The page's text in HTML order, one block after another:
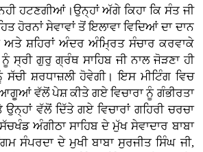
ਹਟਣਗੀਆਂ।ਉਨ੍ਹਾਂ ਅੱਗੇ ਕਿਹਾ ਕਿ ਸੰਤ ਜੀ
ਹੋਰਨਾਂ ਸੇਵਾਵਾਂ ਤੋਂ ਇਲਾਵਾ ਵਿਦਿਆਂ ਦਾ ਦਾਨ
ਸ਼ਹਿਰਾਂ ਅੰਦਰ ਅੰਮ੍ਰਿਤ ਸੰਚਾਰ ਕਰਵਾਕੇ
ਸ੍ਰੀ ਗੁਰੁ ਗ੍ਰੰਥ ਸਾਹਿਬ ਜੀ ਨਾਲ ਜੋੜਣਾ ਹੀ
ਸ਼ਰਧਾਜ਼ਲੀ ਹੋਵੇਗੀ। ਇਸ ਮੀਟਿੰਗ ਵਿਚ
ਵੱਲੋਂ ਪੇਸ਼ ਕੀਤੇ ਗਏ ਵਿਚਾਰਾ ਨੂੰ ਗੰਭੀਰਤਾ
ਵੱਲੋਂ ਦਿੱਤੇ ਗਏ ਵਿਚਾਰਾਂ ਗਹਿਰੀ ਚਰਚਾ
ਅੰਗੀਠਾ ਸਾਹਿਬ ਦੇ ਮੁੱਖ ਸੇਵਾਦਾਰ ਬਾਬਾ
ਸੰਪਰਦਾ ਦੇ ਮੁਖੀ ਬਾਬਾ ਸੁਰਜੀਤ ਸਿੰਘ ਜੀ,